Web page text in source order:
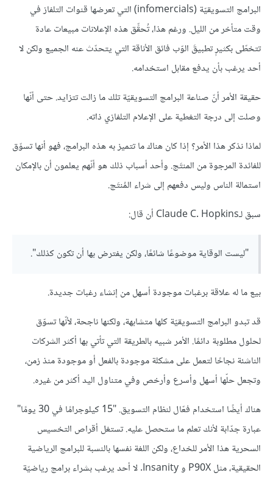
البرامج التسويقيّة (infomercials) التي تعرضها قنوات التلفاز في
وقت متأخر من الليل. ورغم هذا، تُحقِّق هذه الإعلانات مبيعات عادة
تتخطّى بكثيرٍ تطبيقَ الوّب فائق الأناقة التي يتحدّث عنه الجميع ولكن لا
أحد يرغب بأن يدفع مقابل استخدامه.
حقيقة الأمر أنّ صناعة البرامج التسويقيّة تلك ما زالت تتزايد. حتى أنّها
وصلت إلى درجة التغطية على الإعلام التلفازي ذاته.
لماذا نذكر هذا الأمر؟ إذا كان هناك ما تتميز به هذه البرامج، فهو أنها تسوّق
للفائدة المرجوة من المنتَج. وأحد أسباب ذلك هو أنّهم يعلمون أن بالإمكان
استمالة الناس وليس دفعهم إلى شراء المُنتَج.
سبق لـClaude C. Hopkins أن قال:
"ليست الوقاية موضوعًا شائعًا، ولكن يفترض بها أن تكون كذلك".
بيع ما له علاقة برغبات موجودة أسهل من إنشاء رغبات جديدة.
قد تبدو البرامج التسويقيّة كلها متشابهة، ولكنها ناجحة، لأنّها تسوّق
لحلول مطلوبة دائمًا. الأمر شبيه بالطريقة التي تأتي بها أكثر الشركات
الناشئة نجاحًا لتعمل على مشكلة موجودة بالفعل أو موجودة منذ زمن،
وتجعل حلّها أسهل وأسرع وأرخص وفي متناول اليد أكثر من غيره.
هناك أيضًا استخدام فعّال لنظام التسويق. "15 كيلوجرامًا في 30 يومًا"
عبارة جدّابة لأنك تعلم ما ستحصل عليه. تستغل أقراص التخسيس
السحرية هذا الأمر للخداع، ولكن اللغة نفسها بالنسبة للبرامج الرياضية
الحقيقية، مثل P90X و Insanity. لا أحد يرغب بشراء برامج رياضيّة